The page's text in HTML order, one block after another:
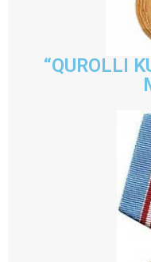
“QUROLLI